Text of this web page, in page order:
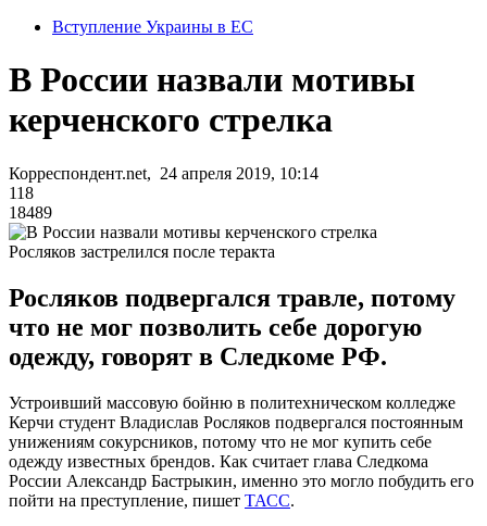
Вступление Украины в ЕС
В России назвали мотивы
керченского стрелка
Корреспондент.net, 24 апреля 2019, 10:14
118
18489
Росляков застрелился после теракта
Росляков подвергался травле, потому
что не мог позволить себе дорогую
одежду, говорят в Следкоме РФ.
Устроивший массовую бойню в политехническом колледже
Керчи студент Владислав Росляков подвергался постоянным
унижениям сокурсников, потому что не мог купить себе
одежду известных брендов. Как считает глава Следкома
России Александр Бастрыкин, именно это могло побудить его
пойти на преступление, пишет ТАСС.